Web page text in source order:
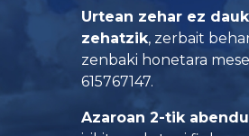
Urtean zehar ez
zehatzik, zerbait
zenbaki honetara
615767147.
Azaroan 2-tik